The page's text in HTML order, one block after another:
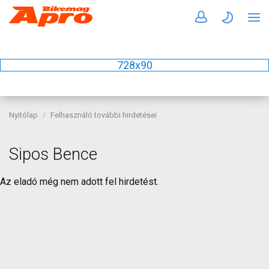
728x90
Nyitólap Felhasználó további hirdetései
Sipos Bence
Az eladó még nem adott fel hirdetést.